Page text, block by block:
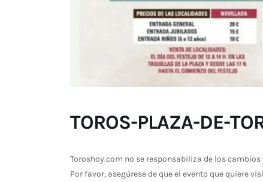
TOROS-PLAZA-DE-
Toroshoy.com no se responsabiliza de los
Por favor, asegúrese de que el evento que quiere